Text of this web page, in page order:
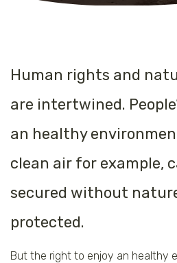
Human rights and
are intertwined.
an healthy
clean air for example,
secured without
protected.
But the right to enjoy an healthy
Neushoorn
Olifant
Orang-oetan
Panda